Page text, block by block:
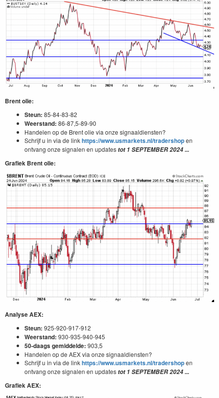
Brent olie:
Steun: 85-84-83-82
Weerstand: 86-87,5-89-90
Handelen op de Brent olie via onze signaaldiensten?
Schrijf u in via de linkhttps://www.usmarkets.nl/tradershopen
ontvang onze signalen en updatestot1 SEPTEMBER 2024...
Grafiek Brent olie:
Analyse AEX:
Steun: 925-920-917-912
Weerstand: 930-935-940-945
50-daags gemiddelde: 903,5
Handelen op de AEX via onze signaaldiensten?
Schrijf u in via de linkhttps://www.usmarkets.nl/tradershopen
ontvang onze signalen en updatestot1 SEPTEMBER 2024...
Grafiek AEX: